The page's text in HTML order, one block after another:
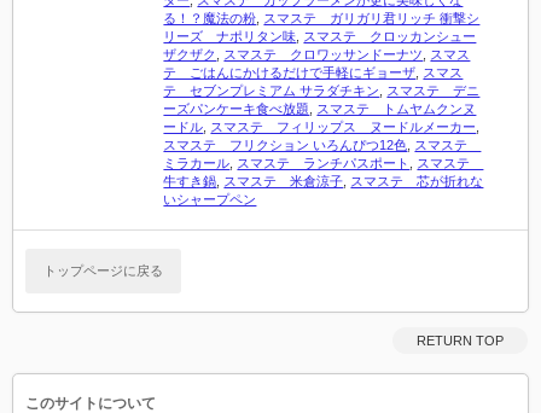
る！？魔法の粉 スマステ ガリガリ君リッチ 衝撃シ
リーズ ナポリタン味 スマステ クロッカンシュー
ザクザク
スマステ クロワッサンドーナツ
スマス
テ ごはんにかけるだけで手軽にギョーザ スマス
テ セブンプレミアム サラダチキン
スマステ デニ
ーズパンケーキ食べ放題
スマステ トムヤムクンヌ
ードル スマステ フィリップス ヌードルメーカー
スマステ フリクション いろんぴつ12色
スマステ
ミラカール スマステ ランチパスポート
スマステ
牛すき鍋 スマステ 米倉涼子 スマステ 芯が折れな
いシャープペン
トップページに戻る
RETURN TOP
このサイトについて